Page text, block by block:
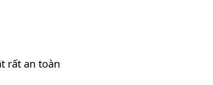
rất an toàn